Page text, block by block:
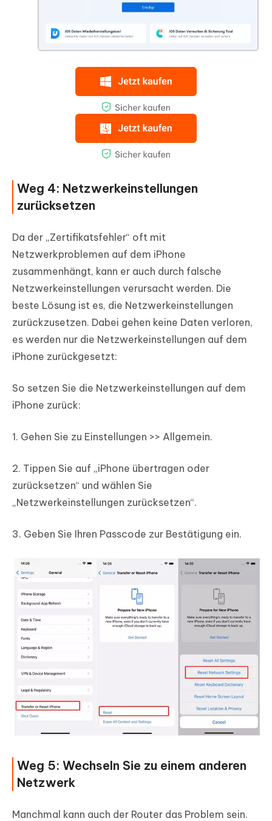
Weg 4: Netzwerkeinstellungen
zurücksetzen
Da der „Zertifikatsfehler“ oft mit
Netzwerkproblemen auf dem iPhone
zusammenhängt, kann er auch durch falsche
Netzwerkeinstellungen verursacht werden. Die
beste Lösung ist es, die Netzwerkeinstellungen
zurückzusetzen. Dabei gehen keine Daten verloren,
es werden nur die Netzwerkeinstellungen auf dem
iPhone zurückgesetzt:
So setzen Sie die Netzwerkeinstellungen auf dem
iPhone zurück:
1. Gehen Sie zu Einstellungen >> Allgemein.
2. Tippen Sie auf „iPhone übertragen oder
zurücksetzen“ und wählen Sie
„Netzwerkeinstellungen zurücksetzen“.
3. Geben Sie Ihren Passcode zur Bestätigung ein.
Weg 5: Wechseln Sie zu einem anderen
Netzwerk
Manchmal kann auch der Router das Problem sein.